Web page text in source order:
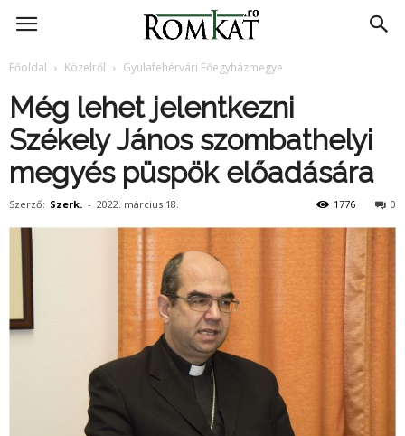
RomKat.ro
Főoldal Közelről Gyulafehérvári Főegyházmegye
Még lehet jelentkezni
Székely János szombathelyi
megyés püspök előadására
Szerző: Szerk. - 2022. március 18. 0
1776